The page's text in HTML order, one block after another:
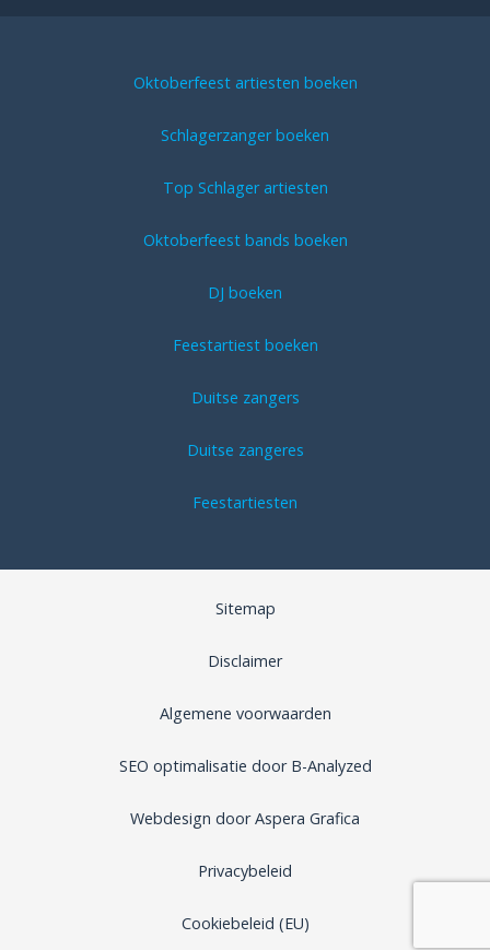
Oktoberfeest artiesten boeken
Schlagerzanger boeken
Top Schlager artiesten
Oktoberfeest bands boeken
DJ boeken
Feestartiest boeken
Duitse zangers
Duitse zangeres
Feestartiesten
Sitemap
Disclaimer
Algemene voorwaarden
SEO optimalisatie door B-Analyzed
Webdesign door Aspera Grafica
Privacybeleid
Cookiebeleid (EU)